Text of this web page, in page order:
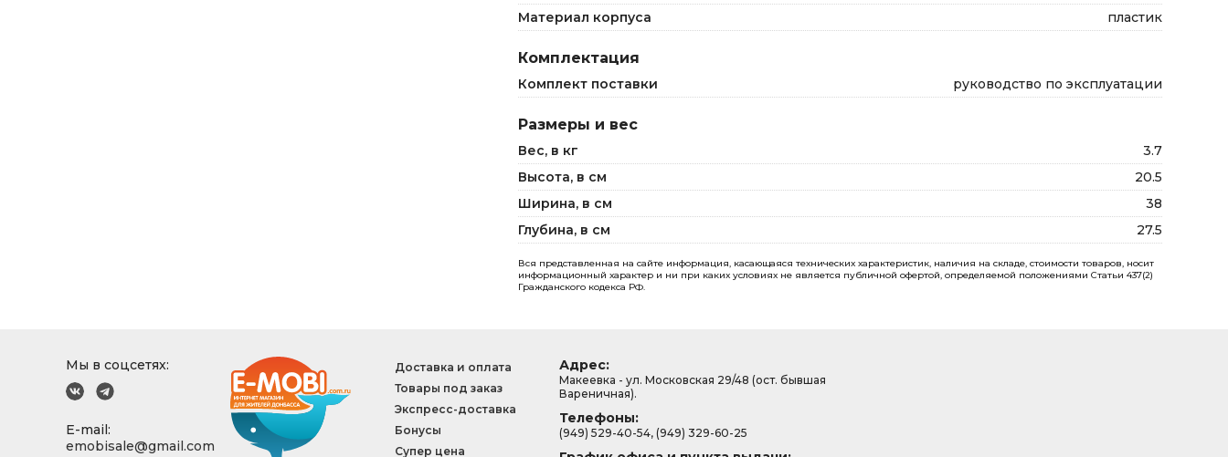
Материал корпуса
пластик
Комплектация
Комплект поставки руководство по эксплуатации
Размеры и вес
Вес, в кг
3.7
Высота, в см
20.5
Ширина, в см
38
Глубина, в см
27.5
Вся представленная на сайте информация, касающаяся технических характеристик, наличия на складе, стоимости товаров, носит
информационный характер и ни при каких условиях не является публичной офертой, определяемой положениями Статьи 437(2)
Гражданского кодекса РФ.
Мы в соцсетях:
E-mail:
emobisale@gmail.com
Доставка и оплата
Товары под заказ
Экспресс-доставка
Бонусы
Супер цена
Адрес:
Макеевка - ул. Московская 29/48 (ост. бывшая
Вареничная).
Телефоны:
(949) 529-40-54, (949) 329-60-25